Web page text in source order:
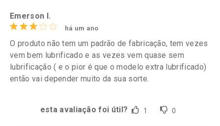
Emerson I.
há um ano
O produto não tem um padrão de fabricação, tem vezes
vem bem lubrificado e as vezes vem quase sem
lubrificação ( e o pior é que o modelo extra lubrificado)
então vai depender muito da sua sorte.
esta avaliação foi útil? 1 0